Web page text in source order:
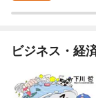
ビジネス・経